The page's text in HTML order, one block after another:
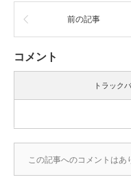
前の記事
コメント
トラック
この記事へのコメントはあ